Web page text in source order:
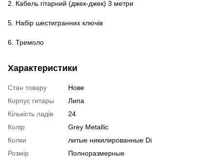
2. Кабель гітарний (джек-джек) 3 метри
5. Набір шестигранних ключів
6. Тремоло
Характеристики
Стан товару
Нове
Корпус гитары
Липа
Кількість ладів
24
Колір
Grey Metallic
Колки
литые никилированные Di
Розмір
Полноразмерные